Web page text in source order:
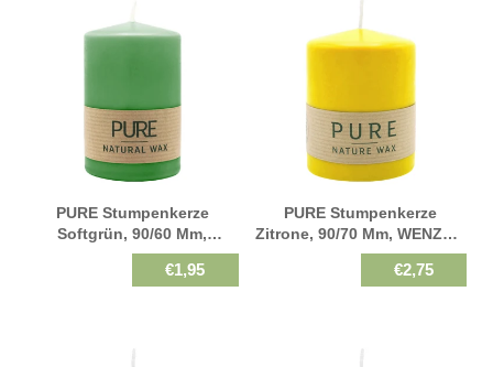
PURE Stumpenkerze
Softgrün, 90/60 Mm,
WENZEL, Brenndauer 25h,
Plastikfrei,€1,95
PURE Stumpenkerze
Zitrone, 90/70 Mm, WENZEL,
Brenndauer 38h, Plastikfrei,
Selbstverlöschend
€2,75